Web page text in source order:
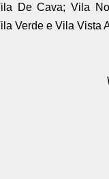
De Cava; Vila
Verde e Vila Vista